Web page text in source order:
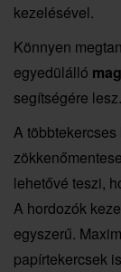
kezelésével.
Könnyen
egyedülálló
segítségére lesz.
A
lehetővé teszi,
A hordozók
egyszerű.
papírtekercsek